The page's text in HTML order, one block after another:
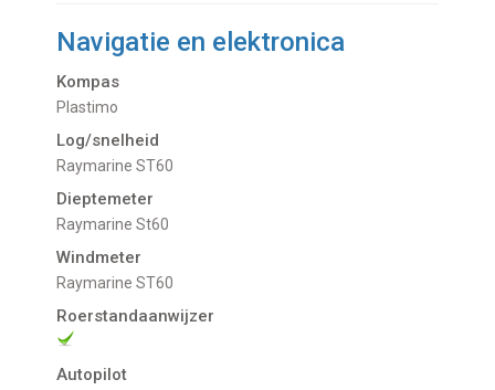
Navigatie en elektronica
Kompas
Plastimo
Log/snelheid
Raymarine ST60
Dieptemeter
Raymarine St60
Windmeter
Raymarine ST60
Roerstandaanwijzer
Autopilot